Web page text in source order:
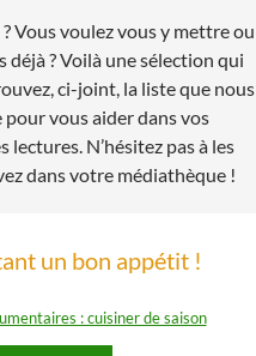
Vous voulez vous y mettre ou
déjà ? Voilà une sélection qui
ci-joint, la liste que nous
vous aider dans vos
lectures. N’hésitez pas à les
dans votre médiathèque !
un bon appétit !
: cuisiner de saison